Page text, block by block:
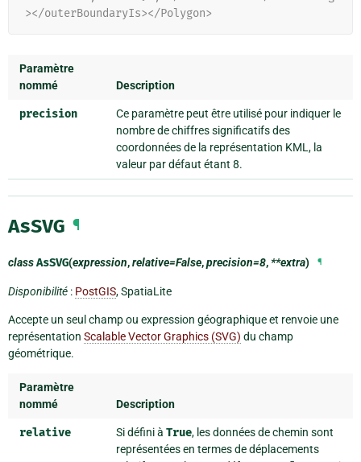
></outerBoundaryIs></Polygon>
Paramètre
nommé
Description
precision
Ce paramètre peut être utilisé pour indiquer le
nombre de chiffres significatifs des
coordonnées de la représentation KML, la
valeur par défaut étant 8.
AsSVG ¶
classAsSVG(expression,relative=False,precision=8,**extra) ¶
Disponibilité : PostGIS, SpatiaLite
Accepte un seul champ ou expression géographique et renvoie une
représentation Scalable Vector Graphics (SVG) du champ
géométrique.
Paramètre
nommé
Description
relative Si défini à True, les données de chemin sont
représentées en termes de déplacements